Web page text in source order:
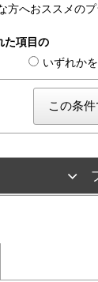
方へおススメの
た項目の
いずれか